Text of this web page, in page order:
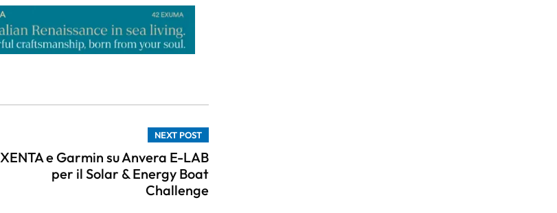
NEXT POST
XENTA e Garmin su Anvera E-LAB
per il Solar & Energy Boat
Challenge